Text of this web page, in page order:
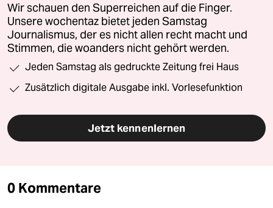
Wir schauen den Superreichen auf die Finger.
Unsere wochentaz bietet jeden Samstag
Journalismus, der es nicht allen recht macht und
Stimmen, die woanders nicht gehört werden.
Jeden Samstag als gedruckte Zeitung frei Haus
Zusätzlich digitale Ausgabe inkl. Vorlesefunktion
Jetzt kennenlernen
0 Kommentare